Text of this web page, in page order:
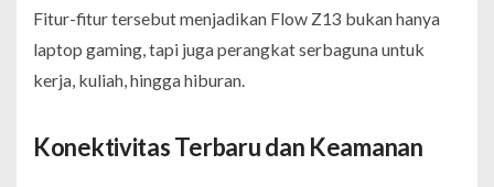
Fitur-fitur tersebut menjadikan Flow Z13 bukan hanya
laptop gaming, tapi juga perangkat serbaguna untuk
kerja, kuliah, hingga hiburan.
Konektivitas Terbaru dan Keamanan